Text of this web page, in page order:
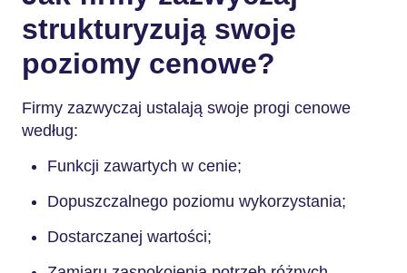
strukturyzują swoje
poziomy cenowe?
Firmy zazwyczaj ustalają swoje progi cenowe
według:
Funkcji zawartych w cenie;
Dopuszczalnego poziomu wykorzystania;
Dostarczanej wartości;